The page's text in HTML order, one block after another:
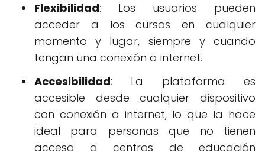
Flexibilidad: Los usuarios pueden
acceder a los cursos en cualquier
momento y lugar, siempre y cuando
tengan una conexión a internet.
Accesibilidad: La plataforma es
accesible desde cualquier dispositivo
con conexión a internet, lo que la hace
ideal para personas que no tienen
acceso a centros de educación